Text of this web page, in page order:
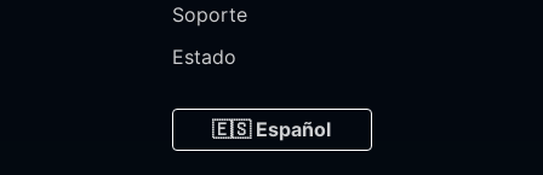
Soporte
Estado
🇪🇸 Español